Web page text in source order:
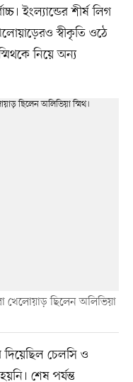
ইংল্যান্ডের শীর্ষ লিগ
স্বীকৃতি ওঠে
নিয়ে অন্য
খেলোয়াড় ছিলেন অলিভিয়া
দিয়েছিল চেলসি ও
শেষ পর্যন্ত